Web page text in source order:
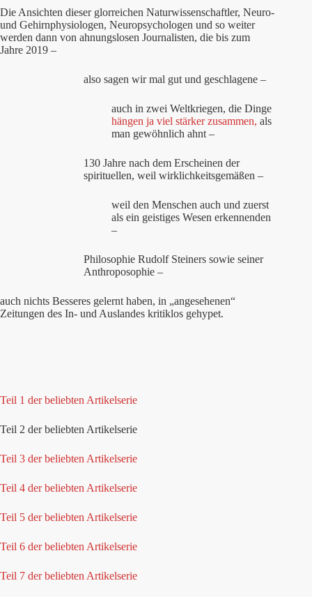
Die Ansichten dieser glorreichen Naturwissenschaftler, Neuro-
und Gehirnphysiologen, Neuropsychologen und so weiter
werden dann von ahnungslosen Journalisten, die bis zum
Jahre 2019 –
also sagen wir mal gut und geschlagene –
auch in zwei Weltkriegen, die Dinge
hängen ja viel stärker zusammen, als
man gewöhnlich ahnt –
130 Jahre nach dem Erscheinen der
spirituellen, weil wirklichkeitsgemäßen –
weil den Menschen auch und zuerst
als ein geistiges Wesen erkennenden
–
Philosophie Rudolf Steiners sowie seiner
Anthroposophie –
auch nichts Besseres gelernt haben, in „angesehenen“
Zeitungen des In- und Auslandes kritiklos gehypet.
Teil 1 der beliebten Artikelserie
Teil 2 der beliebten Artikelserie
Teil 3 der beliebten Artikelserie
Teil 4 der beliebten Artikelserie
Teil 5 der beliebten Artikelserie
Teil 6 der beliebten Artikelserie
Teil 7 der beliebten Artikelserie